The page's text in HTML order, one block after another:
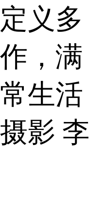
义多
，满
生活
影 李